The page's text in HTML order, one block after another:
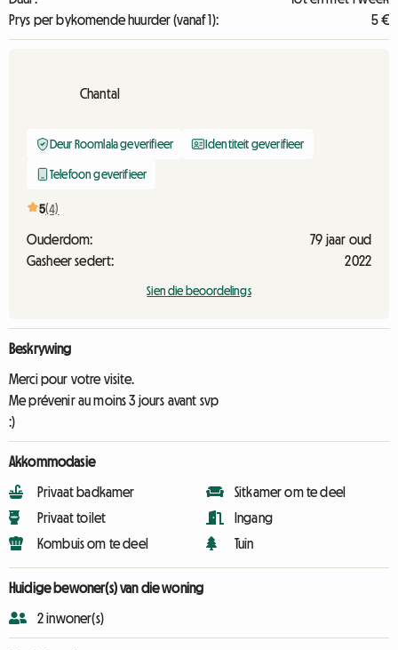
Prys per bykomende huurder (vanaf 1):
5 €
Chantal
Deur Roomlala geverifieer Identiteit geverifieer
Telefoon geverifieer
5(4)
Ouderdom:
79 jaar oud
Gasheer sedert:
2022
Sien die beoordelings
Beskrywing
Merci pour votre visite.
Me prévenir au moins 3 jours avant svp
:)
Akkommodasie
Privaat badkamer
Privaat toilet
Kombuis om te deel
Sitkamer om te deel
Ingang
Tuin
Huidige bewoner(s) van die woning
2 inwoner(s)